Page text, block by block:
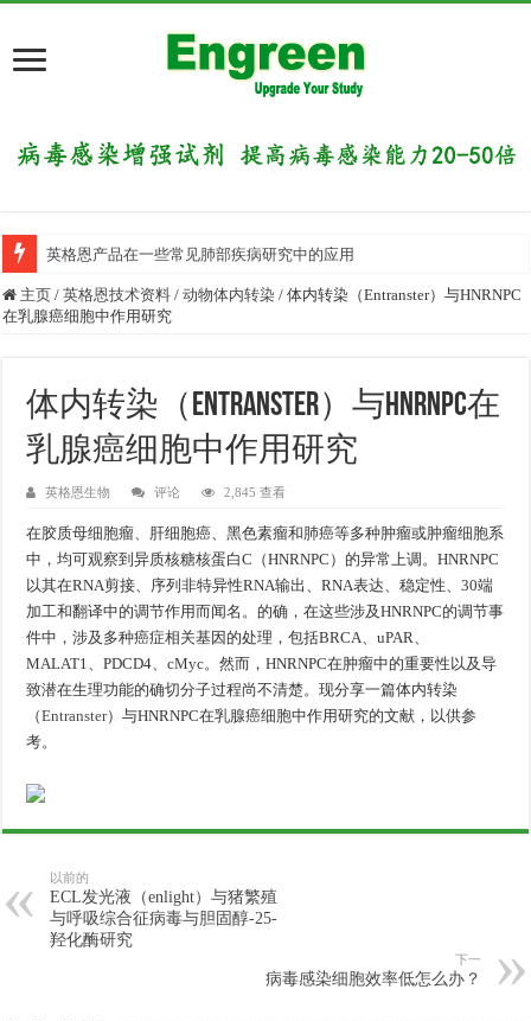
英格恩产品在一些常见肺部疾病研究中的应用
目前国内有哪些好的科研交流平台？
主页 / 英格恩技术资料 / 动物体内转染 / 体内转染（Entranster）与HNRNPC
在乳腺癌细胞中作用研究
体内转染（Entranster）与HNRNPC在
乳腺癌细胞中作用研究
英格恩生物 评论 2,845 查看
在胶质母细胞瘤、肝细胞癌、黑色素瘤和肺癌等多种肿瘤或肿瘤细胞系
中，均可观察到异质核糖核蛋白C（HNRNPC）的异常上调。HNRNPC
以其在RNA剪接、序列非特异性RNA输出、RNA表达、稳定性、30端
加工和翻译中的调节作用而闻名。的确，在这些涉及HNRNPC的调节事
件中，涉及多种癌症相关基因的处理，包括BRCA、uPAR、
MALAT1、PDCD4、cMyc。然而，HNRNPC在肿瘤中的重要性以及导
致潜在生理功能的确切分子过程尚不清楚。现分享一篇体内转染
（Entranster）与HNRNPC在乳腺癌细胞中作用研究的文献，以供参
考。
以前的
ECL发光液（enlight）与猪繁殖
与呼吸综合征病毒与胆固醇-25-
羟化酶研究
下一
病毒感染细胞效率低怎么办？